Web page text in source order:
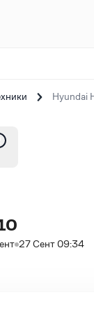
Hyundai
27 Сент 09:34